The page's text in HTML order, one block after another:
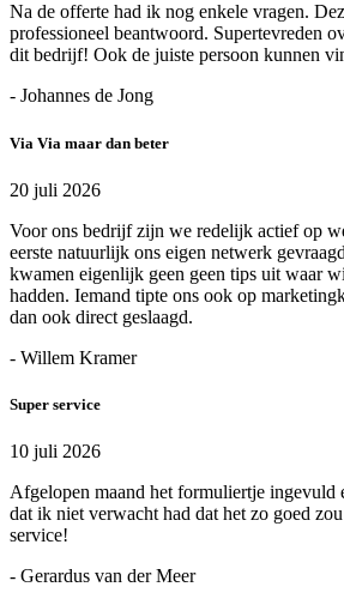
Na de offerte had ik nog enkele vragen.
professioneel beantwoord. Supertevreden
dit bedrijf! Ook de juiste persoon kunnen
- Johannes de Jong
Via Via maar dan beter
20 juli 2026
Voor ons bedrijf zijn we redelijk actief op
eerste natuurlijk ons eigen netwerk
kwamen eigenlijk geen geen tips uit waar
hadden. Iemand tipte ons ook op
dan ook direct geslaagd.
- Willem Kramer
Super service
10 juli 2026
Afgelopen maand het formuliertje ingevuld
dat ik niet verwacht had dat het zo goed
service!
- Gerardus van der Meer